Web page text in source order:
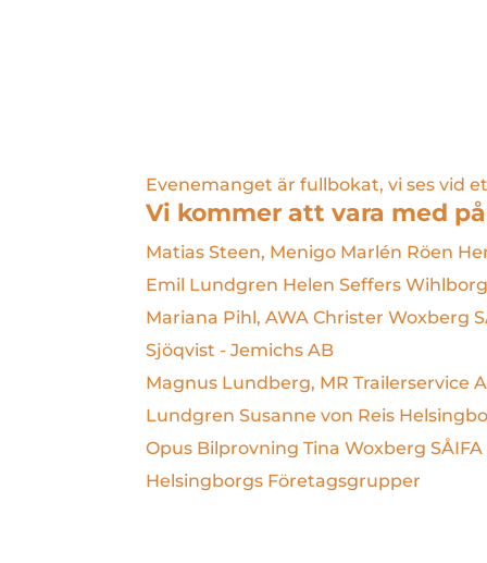
Evenemanget är fullbokat, vi ses vid
Vi kommer att vara med
Matias Steen, Menigo Marlén Röen
Emil Lundgren Helen Seffers
Mariana Pihl, AWAChrister Woxberg
Sjöqvist - Jemichs AB
Magnus Lundberg, MR Trailerservice
LundgrenSusanne von Reis
Opus BilprovningTina Woxberg
Helsingborgs Företagsgrupper